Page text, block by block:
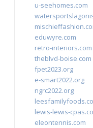
u-seehomes.com
eduwyre.com
retro-interiors.com
theblvd-boise.com
fpet2023.org
e-smart2022.org
ngrc2022.org
lewis-lewis-
eleontennis.com